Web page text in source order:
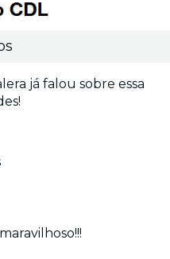
já falou sobre essa